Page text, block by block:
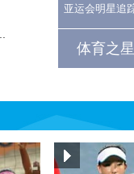
亚运会明星追
体育之